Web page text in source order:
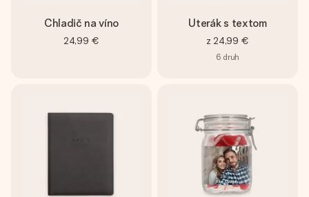
Chladič na víno
24,99 €
Uterák s textom
z 24,99 €
6 druh